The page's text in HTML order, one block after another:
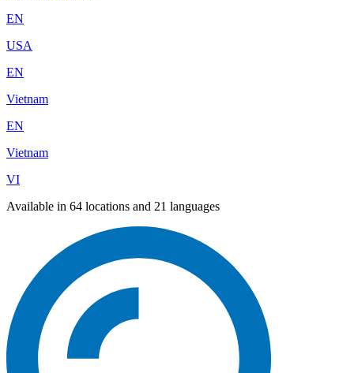
EN
USA
EN
Vietnam
EN
Vietnam
VI
Available in 64 locations and 21 languages